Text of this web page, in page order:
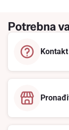
Potrebna